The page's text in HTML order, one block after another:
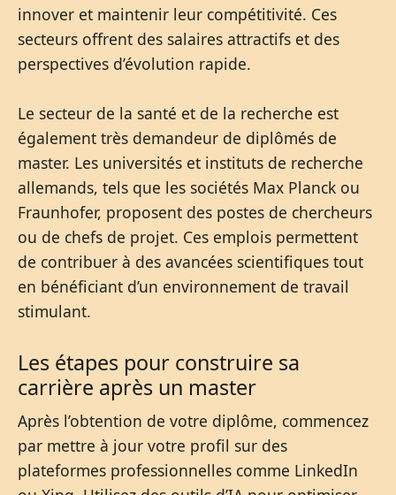
innover et maintenir leur compétitivité. Ces
secteurs offrent des salaires attractifs et des
perspectives d’évolution rapide.
Le secteur de la santé et de la recherche est
également très demandeur de diplômés de
master. Les universités et instituts de recherche
allemands, tels que les sociétés Max Planck ou
Fraunhofer, proposent des postes de chercheurs
ou de chefs de projet. Ces emplois permettent
de contribuer à des avancées scientifiques tout
en bénéficiant d’un environnement de travail
stimulant.
Les étapes pour construire sa
carrière après un master
Après l’obtention de votre diplôme, commencez
par mettre à jour votre profil sur des
plateformes professionnelles comme LinkedIn